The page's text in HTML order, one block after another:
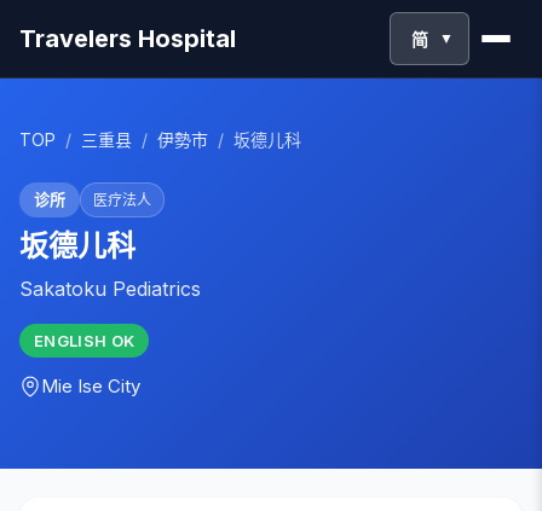
Travelers Hospital 简 ▼
TOP / 三重县 / 伊勢市 / 坂德儿科
诊所 医疗法人
坂德儿科
Sakatoku Pediatrics
ENGLISH OK
Mie Ise City